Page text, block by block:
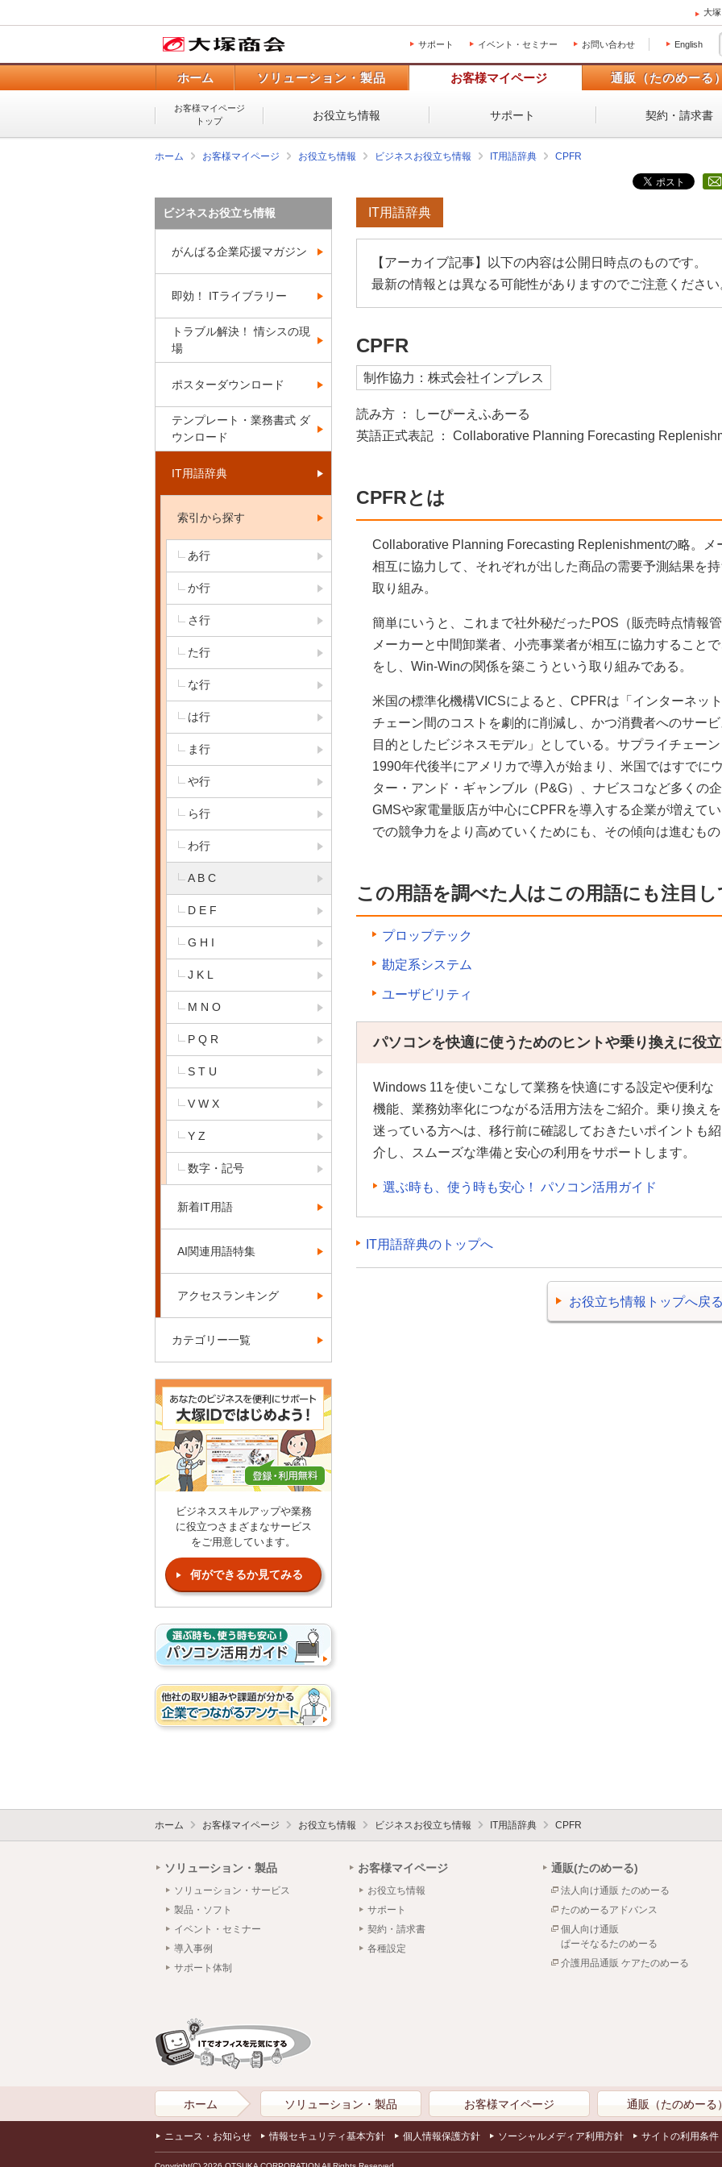
大
サポート イベント・セミナー お問い合わせ English
ホーム ソリューション・製品 お客様マイページ 通販（たのめーる
お客様マイページ
トップ
お役立ち情報 サポート 契約・請求書
ホーム お客様マイページ お役立ち情報 ビジネスお役立ち情報 IT用語辞典 CPFR
IT用語辞典
【アーカイブ記事】以下の内容は公開日時点のものです。
最新の情報とは異なる可能性がありますのでご注意ください
CPFR
制作協力：株式会社インプレス
読み方 ： しーぴーえふあーる
英語正式表記 ： Collaborative Planning Forecasting
CPFRとは
Collaborative Planning Forecasting Replenishmentの略。
相互に協力して、それぞれが出した商品の需要予測結果を
取り組み。
簡単にいうと、これまで社外秘だったPOS（販売時点情報
メーカーと中間卸業者、小売事業者が相互に協力すること
をし、Win-Winの関係を築こうという取り組みである。
米国の標準化機構VICSによると、CPFRは「インターネッ
チェーン間のコストを劇的に削減し、かつ消費者へのサー
目的としたビジネスモデル」としている。サプライチェー
1990年代後半にアメリカで導入が始まり、米国ではすでに
ター・アンド・ギャンブル（P&G）、ナビスコなど多くの
GMSや家電量販店が中心にCPFRを導入する企業が増えて
での競争力をより高めていくためにも、その傾向は進むも
この用語を調べた人はこの用語にも注目
プロップテック
勘定系システム
ユーザビリティ
パソコンを快適に使うためのヒントや乗り換えに役
Windows 11を使いこなして業務を快適にする設定や便利な
機能、業務効率化につながる活用方法をご紹介。乗り換えを
迷っている方へは、移行前に確認しておきたいポイントも紹
介し、スムーズな準備と安心の利用をサポートします。
選ぶ時も、使う時も安心！ パソコン活用ガイド
IT用語辞典のトップへ
お役立ち情報トップへ戻
ビジネスお役立ち情報
がんばる企業応援マガジン
即効！ ITライブラリー
トラブル解決！ 情シスの現
場
ポスターダウンロード
テンプレート・業務書式 ダ
ウンロード
IT用語辞典
索引から探す
あ行
か行
さ行
た行
な行
は行
ま行
や行
ら行
わ行
A B C
D E F
G H I
J K L
M N O
P Q R
S T U
V W X
Y Z
数字・記号
新着IT用語
AI関連用語特集
アクセスランキング
カテゴリー一覧
ビジネススキルアップや業務
に役立つさまざまなサービス
をご用意しています。
何ができるか見てみる
ホーム お客様マイページ お役立ち情報 ビジネスお役立ち情報 IT用語辞典 CPFR
ソリューション・製品
ソリューション・サービス
製品・ソフト
イベント・セミナー
導入事例
サポート体制
お客様マイページ
お役立ち情報
サポート
契約・請求書
各種設定
通販(たのめーる)
法人向け通販 たのめーる
たのめーるアドバンス
個人向け通販
ぱーそなるたのめーる
介護用品通販 ケアたのめーる
ホーム ソリューション・製品 お客様マイページ 通販（たのめーる
ニュース・お知らせ 情報セキュリティ基本方針 個人情報保護方針 ソーシャルメディア利用方針 サイトの利用条件